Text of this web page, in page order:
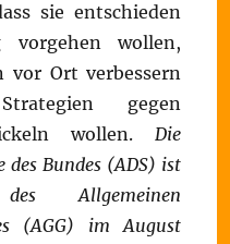
sie entschieden
vorgehen wollen,
vor Ort verbessern
gegen
wollen.Die
Bundes (ADS) ist
Allgemeinen
(AGG) im August